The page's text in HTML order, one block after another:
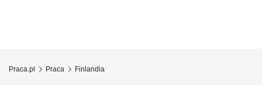
Praca.pl Praca Finlandia